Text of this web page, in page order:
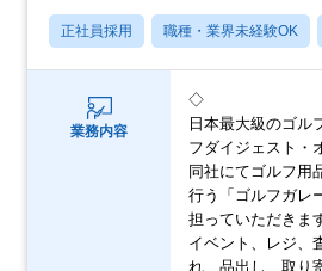
正社員採用 職種・業界未経験OK
業務内容
◇
日本最大級のゴル
フダイジェスト・
同社にてゴルフ用
行う「ゴルフガレ
担っていただきま
イベント、レジ、
れ、品出し、取り